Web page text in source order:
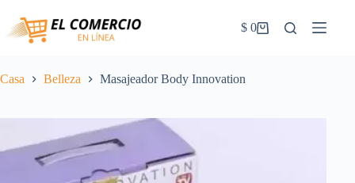
contenido
Carrito
compra
$ 0
Casa Belleza Masajeador Body Innovation